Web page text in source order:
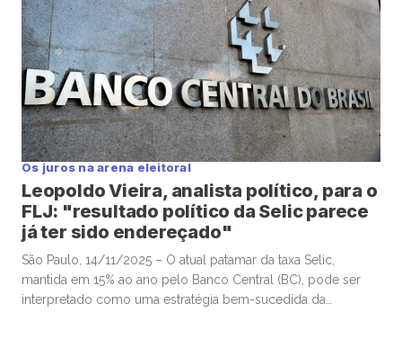
Os juros na arena eleitoral
Leopoldo Vieira, analista político, para o
FLJ: "resultado político da Selic parece
já ter sido endereçado"
São Paulo, 14/11/2025 – O atual patamar da taxa Selic,
mantida em 15% ao ano pelo Banco Central (BC), pode ser
interpretado como uma estratégia bem-sucedida da